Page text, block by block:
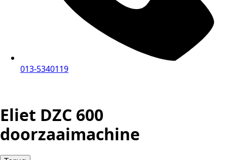
013-5340119
Eliet DZC 600
doorzaaimachine